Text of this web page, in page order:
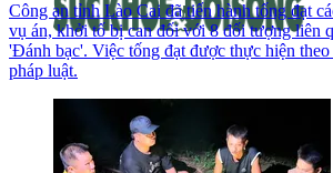
Công an tỉnh Lào Cai đã tiến hành tống đạt
vụ án, khởi tố bị can đối với 8 đối tượng liên
'Đánh bạc'. Việc tống đạt được thực hiện
pháp luật.